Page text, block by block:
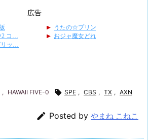
広告
, HAWAII FIVE-0  SPE , CBS , TX , AXN
 Posted by やまね こねこ